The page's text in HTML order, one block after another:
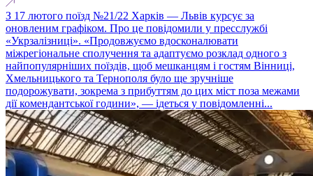
З 17 лютого поїзд №21/22 Харків — Львів курсує за
оновленим графіком. Про це повідомили у пресслужбі
«Укрзалізниці». «Продовжуємо вдосконалювати
міжрегіональне сполучення та адаптуємо розклад одного з
найпопулярніших поїздів, щоб мешканцям і гостям Вінниці,
Хмельницького та Тернополя було ще зручніше
подорожувати, зокрема з прибуттям до цих міст поза межами
дії комендантської години», — ідеться у повідомленні...